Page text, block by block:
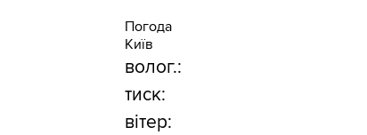
Погода
Київ
волог.:
тиск:
вітер: